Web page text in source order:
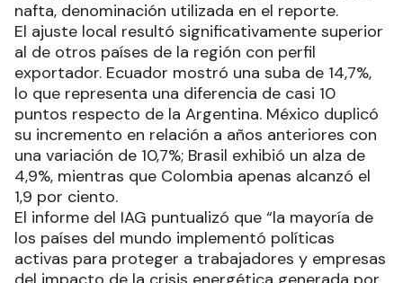
nafta, denominación utilizada en el reporte.
El ajuste local resultó significativamente superior
al de otros países de la región con perfil
exportador. Ecuador mostró una suba de 14,7%,
lo que representa una diferencia de casi 10
puntos respecto de la Argentina. México duplicó
su incremento en relación a años anteriores con
una variación de 10,7%; Brasil exhibió un alza de
4,9%, mientras que Colombia apenas alcanzó el
1,9 por ciento.
El informe del IAG puntualizó que “la mayoría de
los países del mundo implementó políticas
activas para proteger a trabajadores y empresas